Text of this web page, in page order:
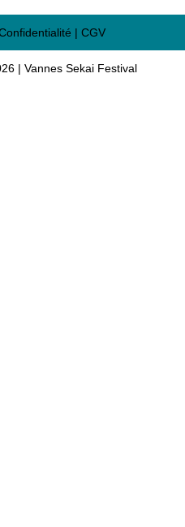
| CGV
| Vannes Sekai Festival